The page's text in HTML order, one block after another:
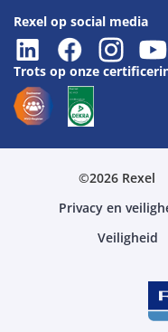
Rexel op social media
Trots op onze
©2026 Rexel
Privacy en
Veiligheid